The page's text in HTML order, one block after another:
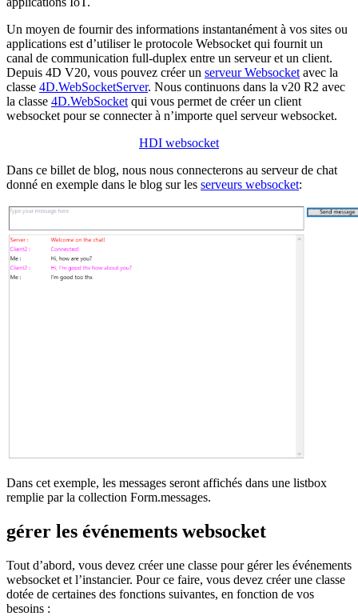
Un moyen de fournir des informations instantanément à vos sites ou
applications est d’utiliser le protocole Websocket qui fournit un
canal de communication full-duplex entre un serveur et un client.
Depuis 4D V20, vous pouvez créer un serveur Websocket avec la
classe 4D.WebSocketServer. Nous continuons dans la v20 R2 avec
la classe 4D.WebSocket qui vous permet de créer un client
websocket pour se connecter à n’importe quel serveur websocket.
HDI websocket
Dans ce billet de blog, nous nous connecterons au serveur de chat
donné en exemple dans le blog sur les serveurs websocket:
Dans cet exemple, les messages seront affichés dans une listbox
remplie par la collection Form.messages.
gérer les événements websocket
Tout d’abord, vous devez créer une classe pour gérer les événements
websocket et l’instancier. Pour ce faire, vous devez créer une classe
dotée de certaines des fonctions suivantes, en fonction de vos
besoins :